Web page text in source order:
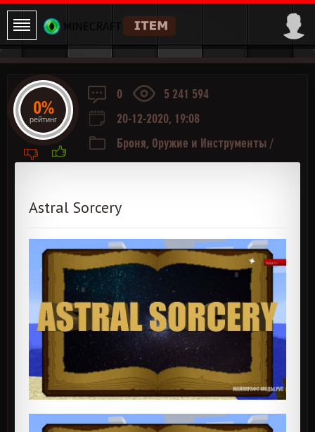
0
5 241 594
20-12-2020, 19:08
Броня, Оружие и Инструменты /
Astral Sorcery
0%
рейтинг